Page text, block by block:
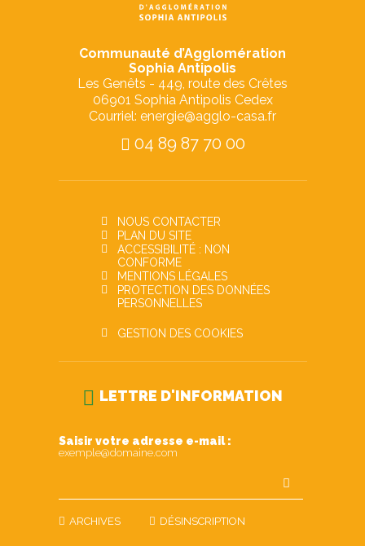
Communauté d’Agglomération
Sophia Antipolis
Les Genêts - 449, route des Crêtes
06901 Sophia Antipolis Cedex
Courriel: energie@agglo-casa.fr
04 89 87 70 00
NOUS CONTACTER
PLAN DU SITE
ACCESSIBILITÉ : NON
CONFORME
MENTIONS LÉGALES
PROTECTION DES DONNÉES
PERSONNELLES
GESTION DES COOKIES
LETTRE D'INFORMATION
Saisir votre adresse e-mail :
exemple@domaine.com
ARCHIVES DÉSINSCRIPTION